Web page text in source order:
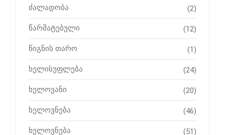
ძალადობა (2)
წარმატებული (12)
წიგნის თარო (1)
ხელისუფლება (24)
ხელოვანი (20)
ხელოვნება (46)
ხელოვნება (51)